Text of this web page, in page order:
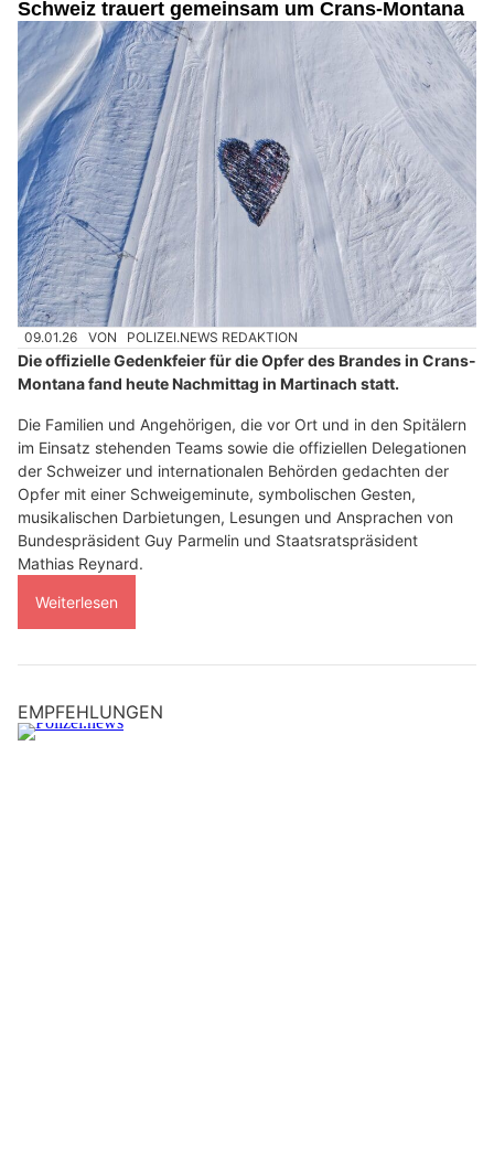
Schweiz trauert gemeinsam um Crans-Montana
09.01.26 VON POLIZEI.NEWS REDAKTION
Die offizielle Gedenkfeier für die Opfer des Brandes in Crans-
Montana fand heute Nachmittag in Martinach statt.
Die Familien und Angehörigen, die vor Ort und in den Spitälern
im Einsatz stehenden Teams sowie die offiziellen Delegationen
der Schweizer und internationalen Behörden gedachten der
Opfer mit einer Schweigeminute, symbolischen Gesten,
musikalischen Darbietungen, Lesungen und Ansprachen von
Bundespräsident Guy Parmelin und Staatsratspräsident
Mathias Reynard.
Weiterlesen
EMPFEHLUNGEN